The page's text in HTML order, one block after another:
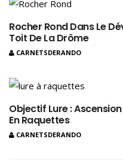
Rocher Rond Dans Le
Toit De La Drôme
CARNETSDERANDO
Objectif Lure :
En Raquettes
CARNETSDERANDO